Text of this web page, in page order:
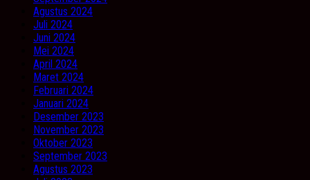
Agustus 2024
Juli 2024
Juni 2024
Mei 2024
April 2024
Maret 2024
Februari 2024
Januari 2024
Desember 2023
November 2023
Oktober 2023
September 2023
Agustus 2023